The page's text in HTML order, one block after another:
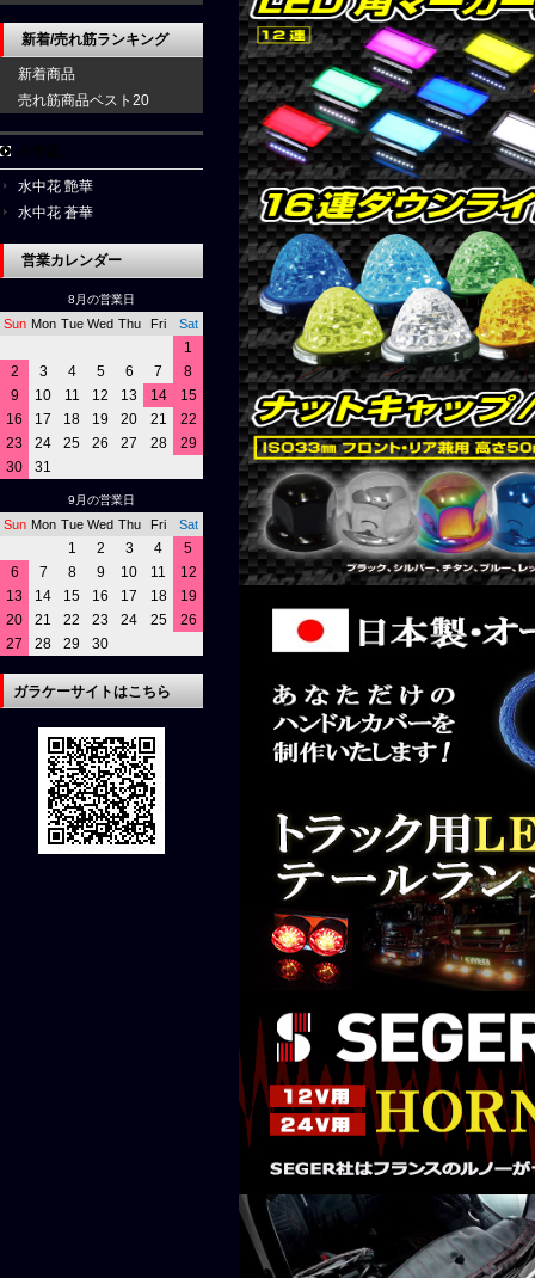
新着/売れ筋ランキング
新着商品
売れ筋商品ベスト20
水中花 艶華
水中花 蒼華
営業カレンダー
8月の営業日
Sun Mon Tue Wed Thu Fri Sat
1
2
3 4 5 6 7
8
9
10 11 12 13 14
15
16
17 18 19 20 21
22
23
24 25 26 27 28
29
30
31
9月の営業日
Sun Mon Tue Wed Thu Fri Sat
1 2 3 4
5
6
7 8 9 10 11
12
13
14 15 16 17 18
19
20
21 22 23 24 25
26
27
28 29 30
ガラケーサイトはこちら